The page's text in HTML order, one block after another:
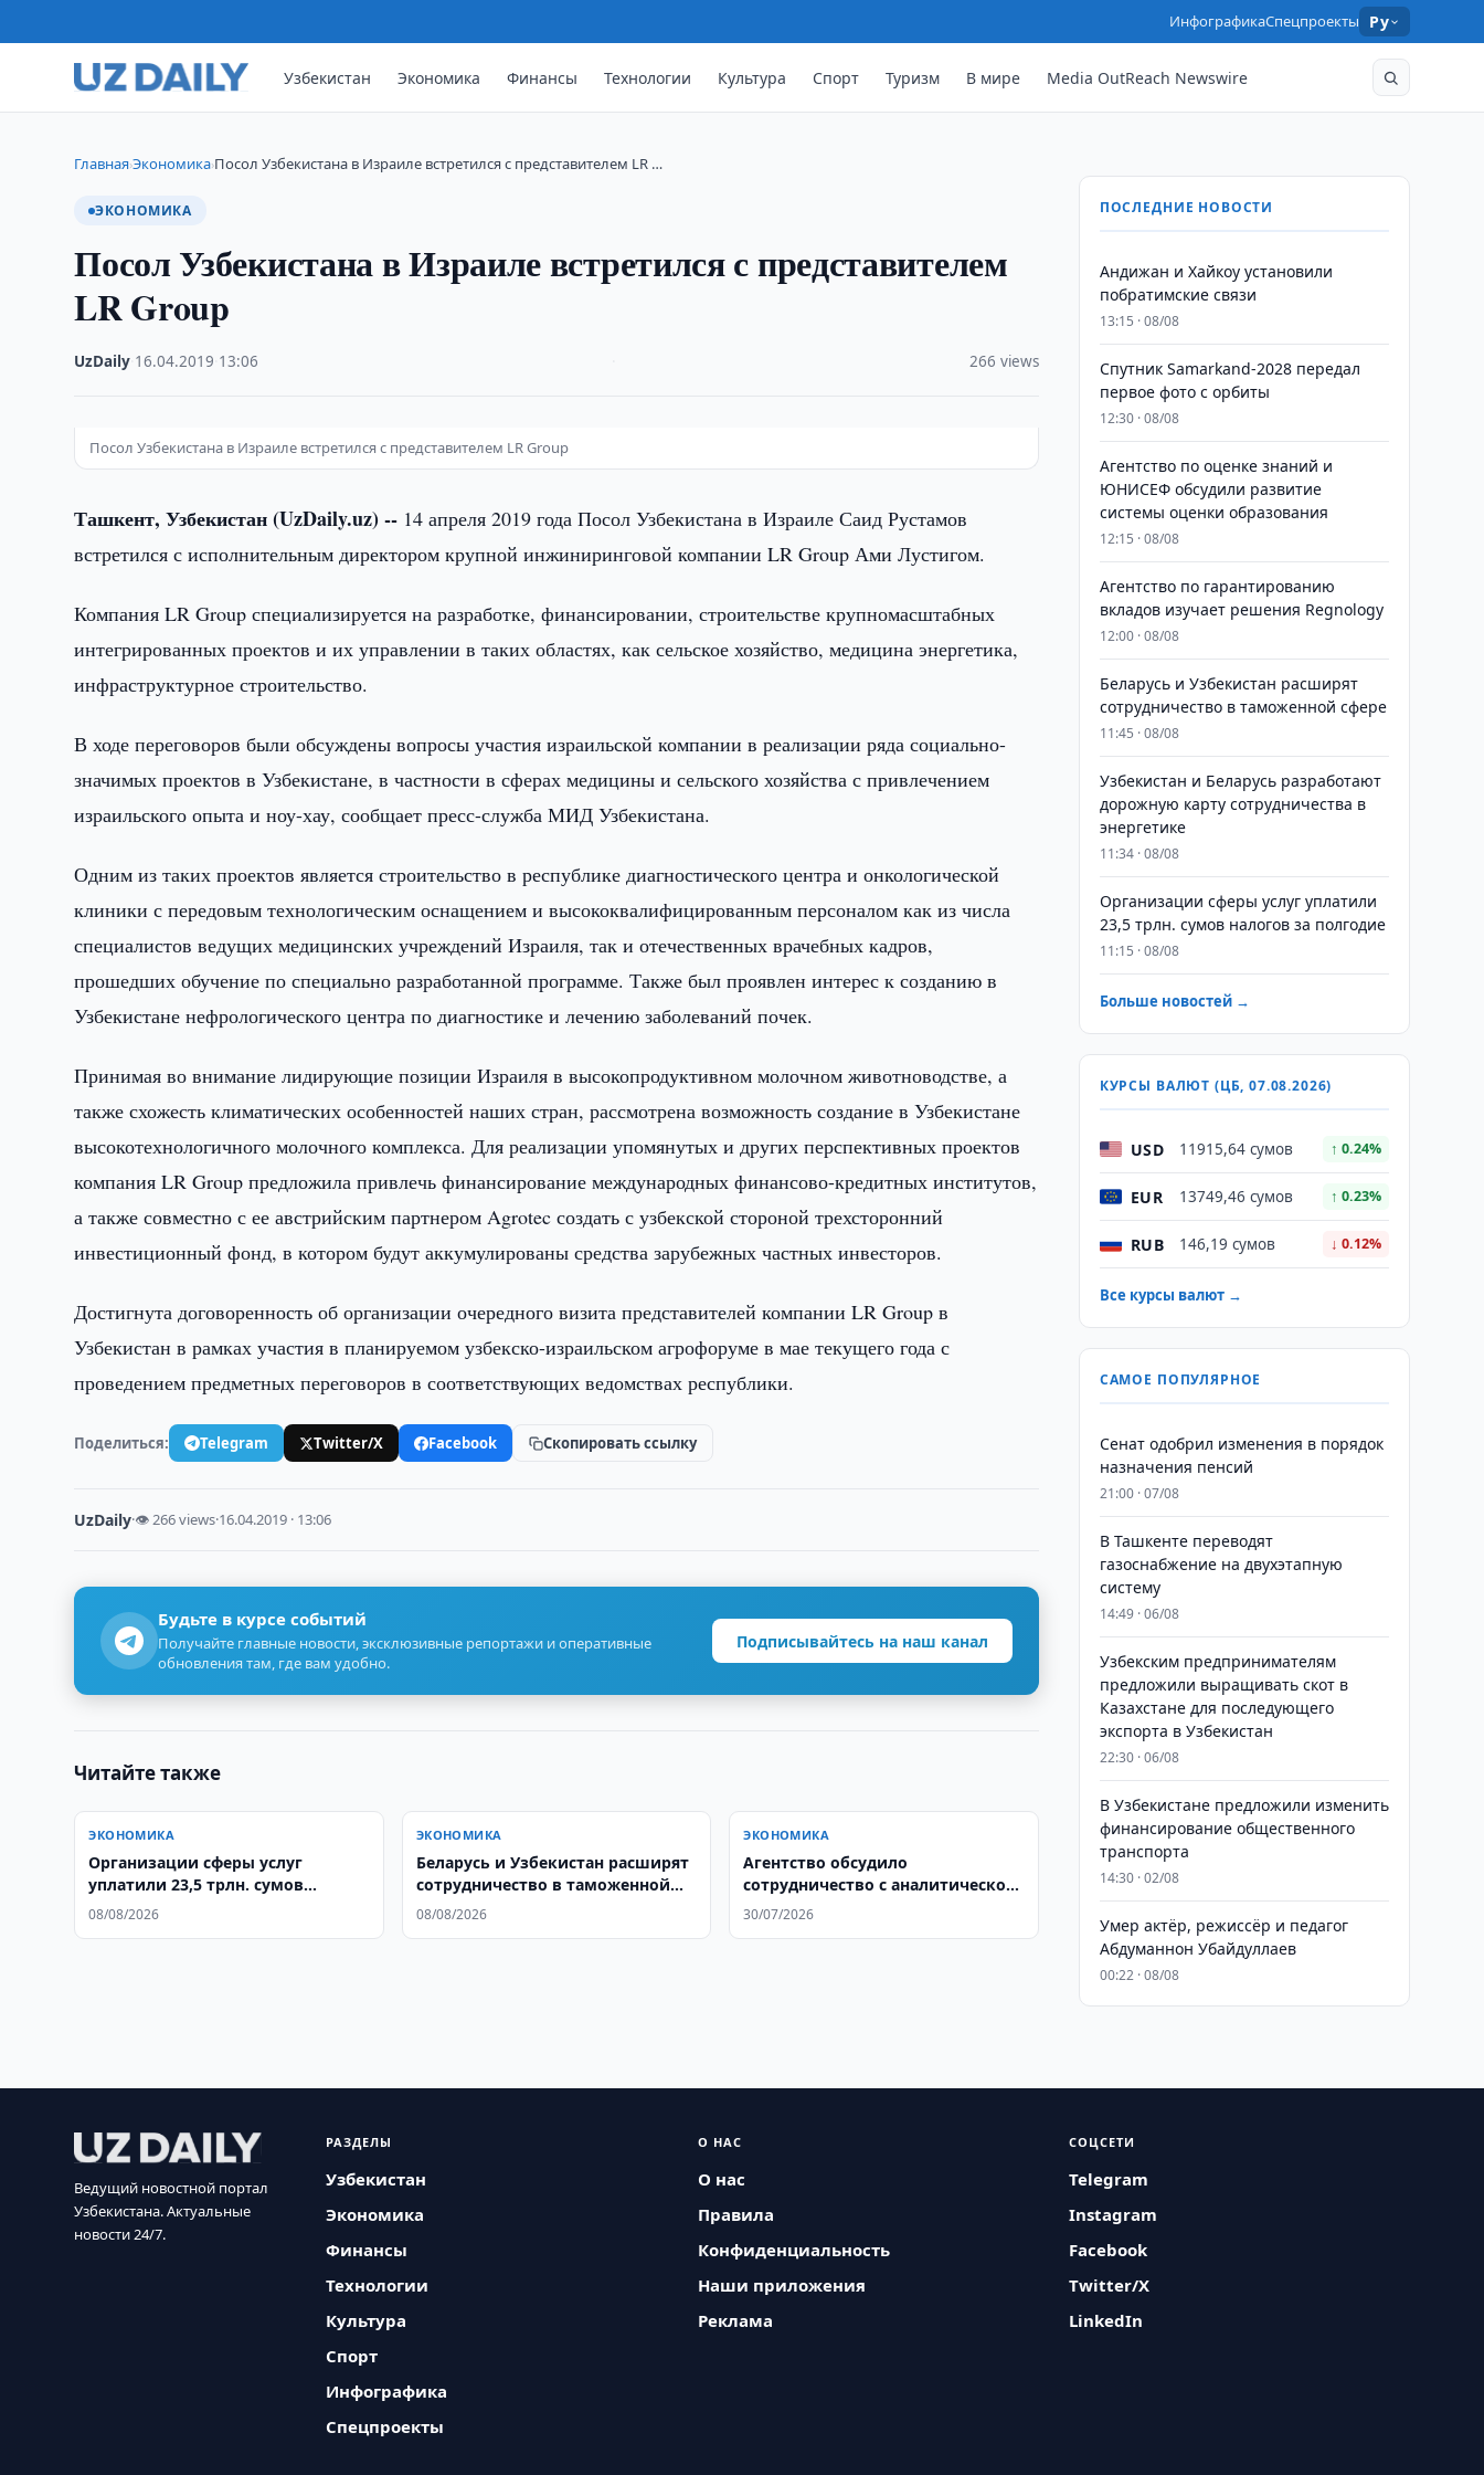
ИнфографикаСпецпроекты Ру
Узбекистан Экономика Финансы Технологии Культура Спорт Туризм В мире Media OutReach Newswire
Главная›Экономика›Посол Узбекистана в Израиле встретился с представителем LR …
ЭКОНОМИКА
Посол Узбекистана в Израиле встретился с представителем
LR Group
UzDaily 16.04.2019 13:06 266 views
Посол Узбекистана в Израиле встретился с представителем LR Group
Ташкент, Узбекистан (UzDaily.uz) -- 14 апреля 2019 года Посол Узбекистана в Израиле Саид Рустамов
встретился с исполнительным директором крупной инжиниринговой компании LR Group Ами Лустигом.
Компания LR Group специализируется на разработке, финансировании, строительстве крупномасштабных
интегрированных проектов и их управлении в таких областях, как сельское хозяйство, медицина энергетика,
инфраструктурное строительство.
В ходе переговоров были обсуждены вопросы участия израильской компании в реализации ряда социально-
значимых проектов в Узбекистане, в частности в сферах медицины и сельского хозяйства с привлечением
израильского опыта и ноу-хау, сообщает пресс-служба МИД Узбекистана.
Одним из таких проектов является строительство в республике диагностического центра и онкологической
клиники с передовым технологическим оснащением и высококвалифицированным персоналом как из числа
специалистов ведущих медицинских учреждений Израиля, так и отечественных врачебных кадров,
прошедших обучение по специально разработанной программе. Также был проявлен интерес к созданию в
Узбекистане нефрологического центра по диагностике и лечению заболеваний почек.
Принимая во внимание лидирующие позиции Израиля в высокопродуктивном молочном животноводстве, а
также схожесть климатических особенностей наших стран, рассмотрена возможность создание в Узбекистане
высокотехнологичного молочного комплекса. Для реализации упомянутых и других перспективных проектов
компания LR Group предложила привлечь финансирование международных финансово-кредитных институтов,
а также совместно с ее австрийским партнером Agrotec создать с узбекской стороной трехсторонний
инвестиционный фонд, в котором будут аккумулированы средства зарубежных частных инвесторов.
Достигнута договоренность об организации очередного визита представителей компании LR Group в
Узбекистан в рамках участия в планируемом узбекско-израильском агрофоруме в мае текущего года с
проведением предметных переговоров в соответствующих ведомствах республики.
Поделиться: Telegram Twitter/X Facebook Скопировать ссылку
UzDaily·👁 266 views·16.04.2019 · 13:06
Будьте в курсе событий
Получайте главные новости, эксклюзивные репортажи и оперативные
обновления там, где вам удобно.
Подписывайтесь на наш канал
Читайте также
ЭКОНОМИКА
Организации сферы услуг
уплатили 23,5 трлн. сумов
налогов за полгодие
08/08/2026
ЭКОНОМИКА
Беларусь и Узбекистан расширят
сотрудничество в таможенной
сфере
08/08/2026
ЭКОНОМИКА
Агентство обсудило
сотрудничество с аналитической
компанией IQVIA
30/07/2026
ПОСЛЕДНИЕ НОВОСТИ
Андижан и Хайкоу установили
побратимские связи
13:15 · 08/08
Спутник Samarkand-2028 передал
первое фото с орбиты
12:30 · 08/08
Агентство по оценке знаний и
ЮНИСЕФ обсудили развитие
системы оценки образования
12:15 · 08/08
Агентство по гарантированию
вкладов изучает решения Regnology
12:00 · 08/08
Беларусь и Узбекистан расширят
сотрудничество в таможенной сфере
11:45 · 08/08
Узбекистан и Беларусь разработают
дорожную карту сотрудничества в
энергетике
11:34 · 08/08
Организации сферы услуг уплатили
23,5 трлн. сумов налогов за полгодие
11:15 · 08/08
Больше новостей →
КУРСЫ ВАЛЮТ (ЦБ, 07.08.2026)
USD 11915,64 сумов ↑ 0.24%
EUR 13749,46 сумов ↑ 0.23%
RUB 146,19 сумов ↓ 0.12%
Все курсы валют →
САМОЕ ПОПУЛЯРНОЕ
Сенат одобрил изменения в порядок
назначения пенсий
21:00 · 07/08
В Ташкенте переводят
газоснабжение на двухэтапную
систему
14:49 · 06/08
Узбекским предпринимателям
предложили выращивать скот в
Казахстане для последующего
экспорта в Узбекистан
22:30 · 06/08
В Узбекистане предложили изменить
финансирование общественного
транспорта
14:30 · 02/08
Умер актёр, режиссёр и педагог
Абдуманнон Убайдуллаев
00:22 · 08/08
Ведущий новостной портал
Узбекистана. Актуальные
новости 24/7.
РАЗДЕЛЫ
Узбекистан
Экономика
Финансы
Технологии
Культура
Спорт
Инфографика
Спецпроекты
О НАС
О нас
Правила
Конфиденциальность
Наши приложения
Реклама
СОЦСЕТИ
Telegram
Instagram
Facebook
Twitter/X
LinkedIn